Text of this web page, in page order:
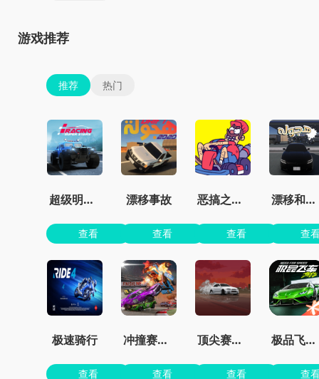
游戏推荐
推荐 热门
超级明星赛车
查看
漂移事故
查看
恶搞之家卡丁车
查看
漂移和事故模拟器
查
极速骑行
查看
冲撞赛车3最新版
查看
顶尖赛车手
查看
极品飞车手游正版
查